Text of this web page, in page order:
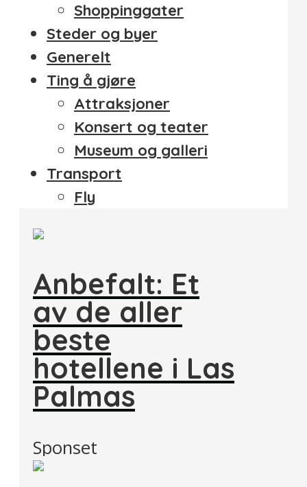
Shoppinggater
Steder og byer
Generelt
Ting å gjøre
Attraksjoner
Konsert og teater
Museum og galleri
Transport
Fly
Anbefalt: Et
av de aller
beste
hotellene i Las
Palmas
Sponset